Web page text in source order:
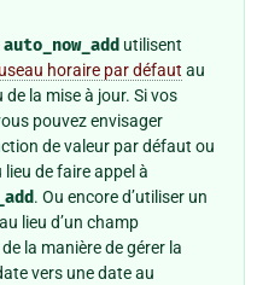
auto_now_add utilisent
horaire par défaut au
la mise à jour. Si vos
pouvez envisager
de valeur par défaut ou
lieu de faire appel à
. Ou encore d’utiliser un
au lieu d’un champ
la manière de gérer la
vers une date au